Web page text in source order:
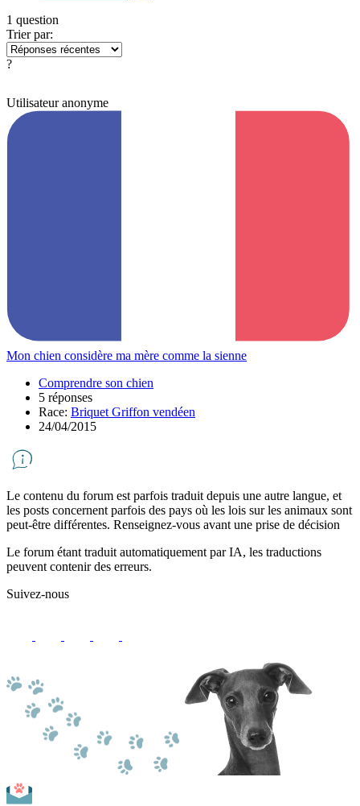
1 question
Trier par:
?
Utilisateur anonyme
Mon chien considère ma mère comme la sienne
Comprendre son chien
5 réponses
Race: Briquet Griffon vendéen
24/04/2015
Le contenu du forum est parfois traduit depuis une autre langue, et
les posts concernent parfois des pays où les lois sur les animaux sont
peut-être différentes. Renseignez-vous avant une prise de décision
Le forum étant traduit automatiquement par IA, les traductions
peuvent contenir des erreurs.
Suivez-nous